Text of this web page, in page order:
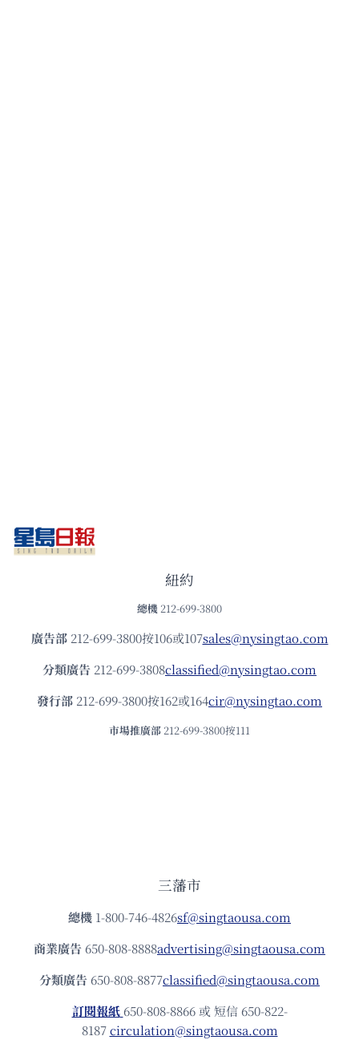
紐約
總機 212-699-3800
廣告部212-699-3800按106或107sales@nysingtao.com
分類廣告 212-699-3808classified@nysingtao.com
發⾏部 212-699-3800按162或164cir@nysingtao.com
市場推廣部 212-699-3800按111
三藩市
總機 1-800-746-4826sf@singtaousa.com
商業廣告 650-808-8888advertising@singtaousa.com
分類廣告 650-808-8877classified@singtaousa.com
訂閱報紙 650-808-8866 或 短信 650-822-
8187circulation@singtaousa.com